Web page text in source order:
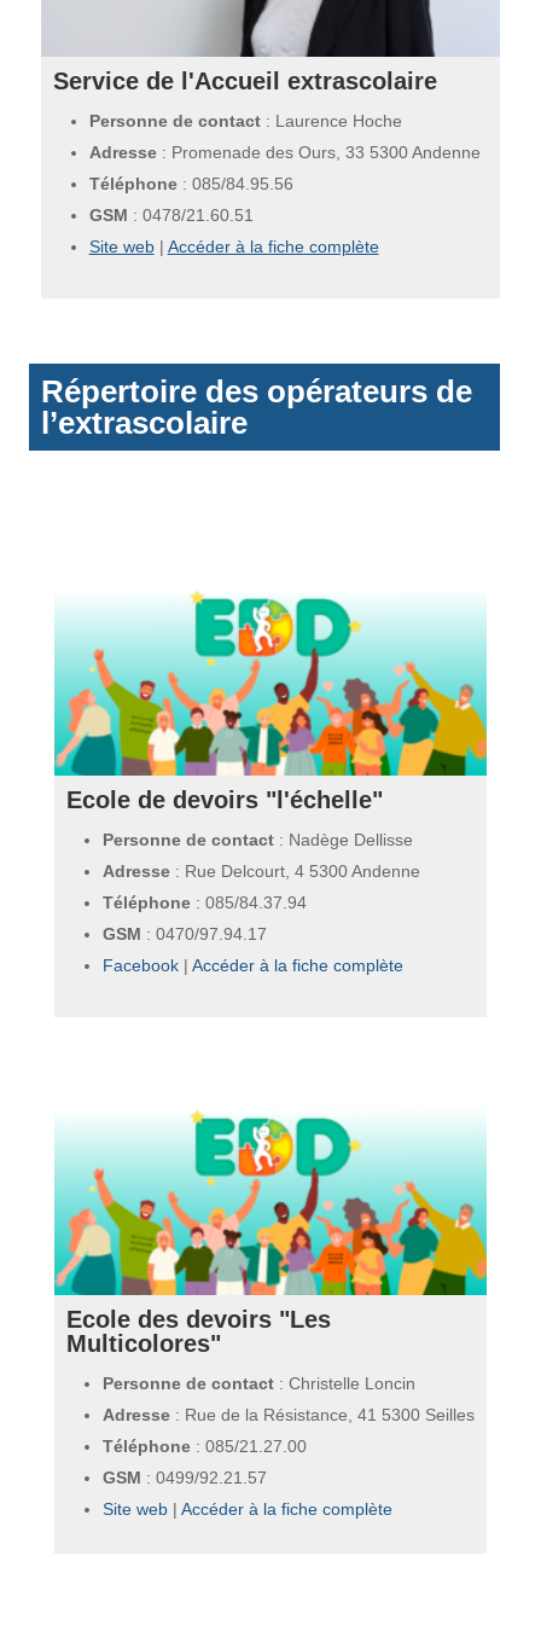
Service de l'Accueil extrascolaire
Personne de contact: Laurence Hoche
Adresse: Promenade des Ours, 33 5300 Andenne
Téléphone: 085/84.95.56
GSM : 0478/21.60.51
Site web| Accéder à la fiche complète
Répertoire des opérateurs de
l’extrascolaire
Ecole de devoirs "l'échelle"
Personne de contact: Nadège Dellisse
Adresse: Rue Delcourt, 4 5300 Andenne
Téléphone: 085/84.37.94
GSM : 0470/97.94.17
Facebook| Accéder à la fiche complète
Ecole des devoirs "Les
Multicolores"
Personne de contact: Christelle Loncin
Adresse: Rue de la Résistance, 41 5300 Seilles
Téléphone: 085/21.27.00
GSM : 0499/92.21.57
Site web| Accéder à la fiche complète